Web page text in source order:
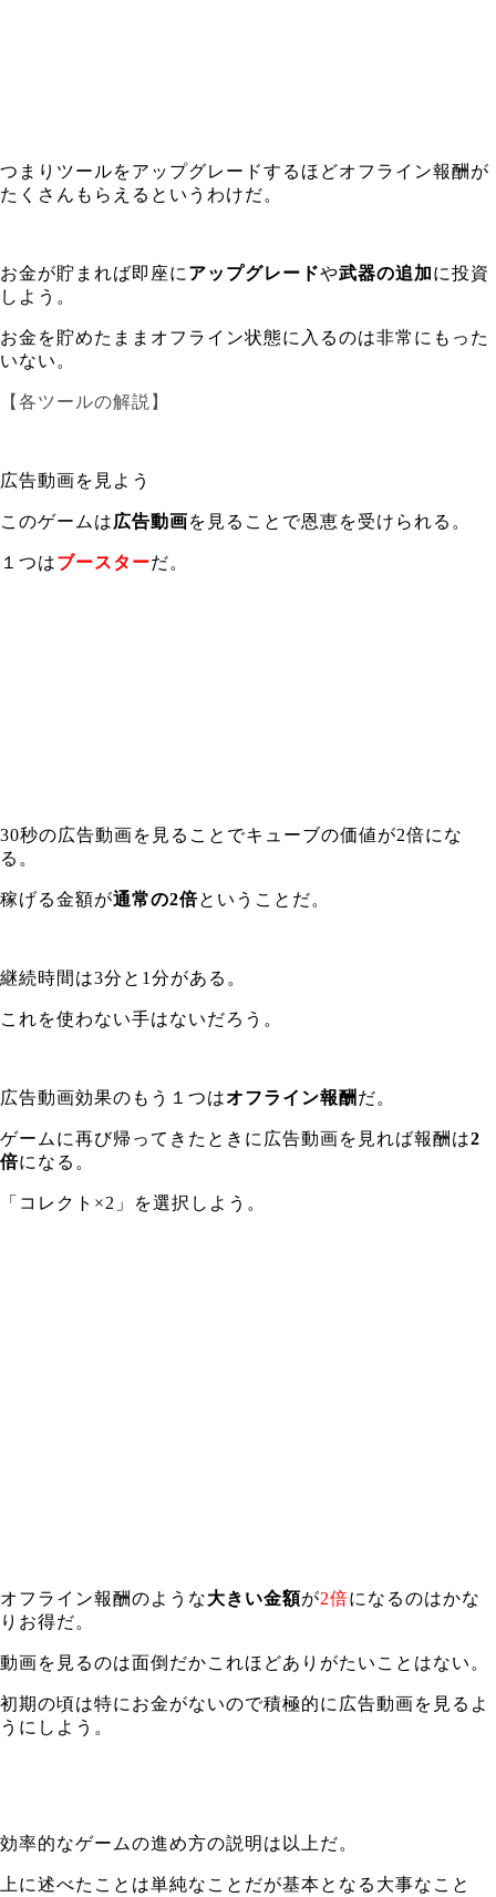
つまりツールをアップグレードするほどオフライン報酬が
たくさんもらえるというわけだ。
お金が貯まれば即座に アップグレードや武器の追加に投資
しよう。
お金を貯めたままオフライン状態に入るのは非常にもった
いない。
【各ツールの解説】
広告動画を見よう
このゲームは広告動画を見ることで恩恵を受けられる。
１つはブースターだ。
30秒の広告動画を見ることでキューブの価値が2倍にな
る。
稼げる金額が通常の2倍ということだ。
継続時間は3分と1分がある。
これを使わない手はないだろう。
広告動画効果のもう１つはオフライン報酬 だ。
ゲームに再び帰ってきたときに広告動画を見れば報酬は2
倍になる。
「コレクト×2」を選択しよう。
オフライン報酬のような大きい金額が2倍になるのはかな
りお得だ。
動画を見るのは面倒だかこれほどありがたいことはない。
初期の頃は特にお金がないので積極的に広告動画を見るよ
うにしよう。
効率的なゲームの進め方の説明は以上だ。
上に述べたことは単純なことだが基本となる大事なこと